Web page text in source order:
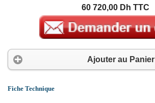
60 720,00 Dh TTC
Ajouter au Panier
Fiche Technique